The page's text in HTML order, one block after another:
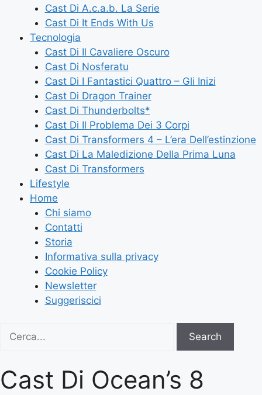
Cast Di A.c.a.b. La Serie
Cast Di It Ends With Us
Tecnologia
Cast Di Il Cavaliere Oscuro
Cast Di Nosferatu
Cast Di I Fantastici Quattro – Gli Inizi
Cast Di Dragon Trainer
Cast Di Thunderbolts*
Cast Di Il Problema Dei 3 Corpi
Cast Di Transformers 4 – L’era Dell’estinzione
Cast Di La Maledizione Della Prima Luna
Cast Di Transformers
Lifestyle
Home
Chi siamo
Contatti
Storia
Informativa sulla privacy
Cookie Policy
Newsletter
Suggeriscici
for:
Search
Cast Di Ocean’s 8